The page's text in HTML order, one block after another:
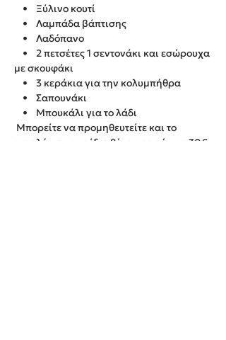
• Ξύλινο κουτί
• Λαμπάδα βάπτισης
• Λαδόπανο
• 2 πετσέτες 1 σεντονάκι και εσώρουχα
με σκουφάκι
• 3 κεράκια για την κολυμπήθρα
• Σαπουνάκι
• Μπουκάλι για το λάδι
Μπορείτε να προμηθευτείτε και το
ευχολόγιο με το ίδιο θέμα με χρέωση 30€